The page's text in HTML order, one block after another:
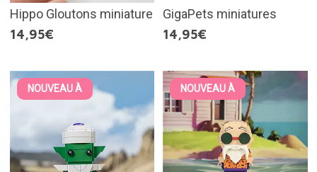
Hippo Gloutons miniature
14,95€
GigaPets miniatures
14,95€
NOUVEAU À NOUVEAU À